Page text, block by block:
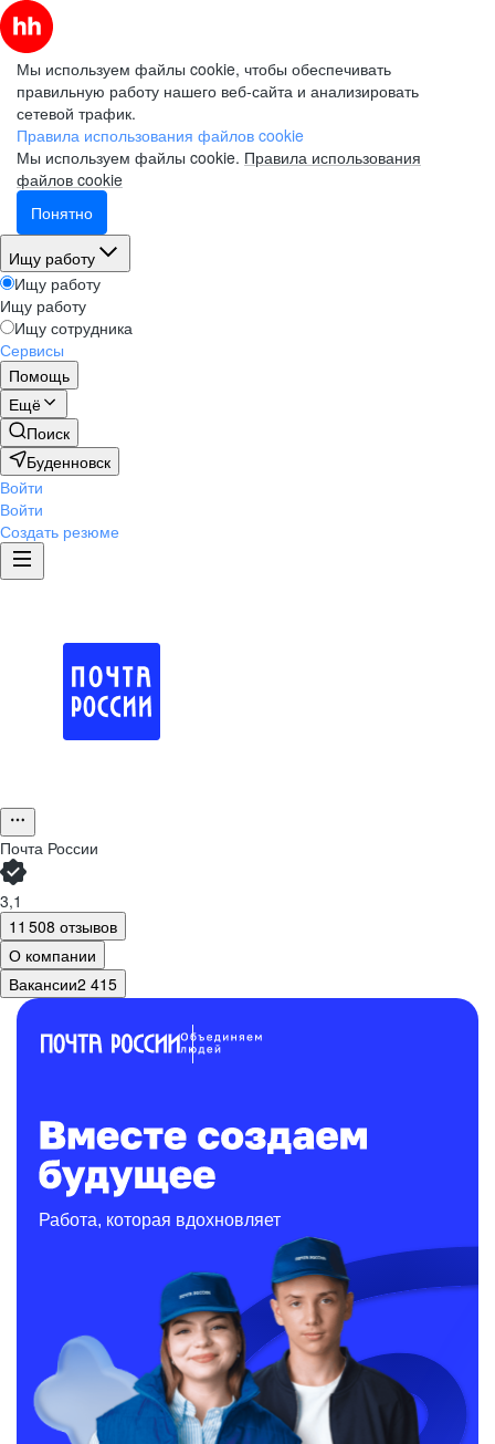
Мы используем файлы cookie, чтобы обеспечивать
правильную работу нашего веб-сайта и анализировать
сетевой трафик.
Правила использования файлов cookie
Мы используем файлы cookie. Правила использования
файлов cookie
Понятно
Ищу работу
Ищу работу
Ищу работу
Ищу сотрудника
Сервисы
Помощь
Ещё
Поиск
Буденновск
Войти
Войти
Создать резюме
Почта России
3,1
11 508 отзывов
О компании
Вакансии2 415
Работа, которая вдохновляет